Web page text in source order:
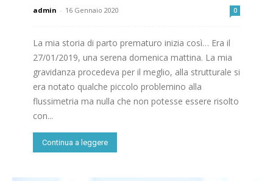
admin - 16 Gennaio 2020 0
La mia storia di parto prematuro inizia così… Era il
27/01/2019, una serena domenica mattina. La mia
gravidanza procedeva per il meglio, alla strutturale si
era notato qualche piccolo problemino alla
flussimetria ma nulla che non potesse essere risolto
con...
Continua a leggere